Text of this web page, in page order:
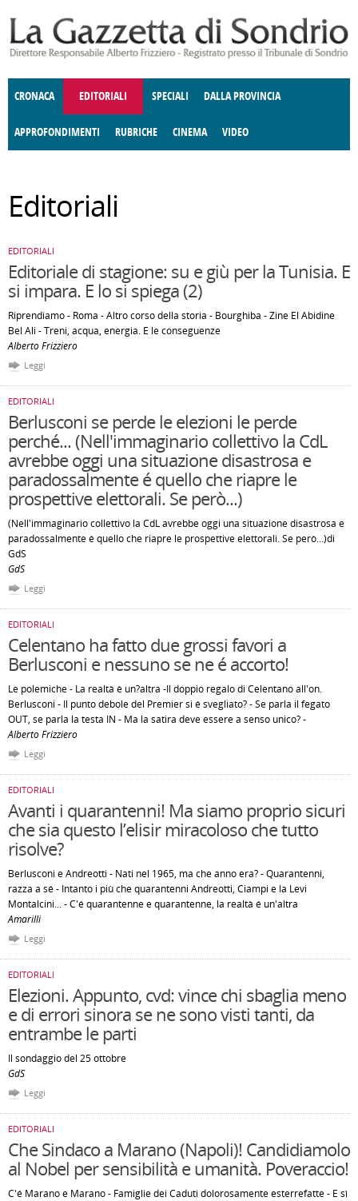
CRONACA EDITORIALI SPECIALI DALLA PROVINCIA
APPROFONDIMENTI
E SPETTACOLI POLITICA
RUBRICHE
DELLE IDEE FATTI DELLO SPIRITO
CINEMA VIDEO
Editoriali
EDITORIALI
Editoriale di stagione: su e giù per la Tunisia. E
si impara. E lo si spiega (2)
Riprendiamo - Roma - Altro corso della storia - Bourghiba - Zine El Abidine
Bel Ali - Treni, acqua, energia. E le conseguenze
Alberto Frizziero
Leggi
EDITORIALI
Berlusconi se perde le elezioni le perde
perché... (Nell'immaginario collettivo la CdL
avrebbe oggi una situazione disastrosa e
paradossalmente é quello che riapre le
prospettive elettorali. Se però...)
(Nell'immaginario collettivo la CdL avrebbe oggi una situazione disastrosa e
paradossalmente é quello che riapre le prospettive elettorali. Se però...)di
GdS
GdS
Leggi
EDITORIALI
Celentano ha fatto due grossi favori a
Berlusconi e nessuno se ne é accorto!
Le polemiche - La realtà è un?altra -Il doppio regalo di Celentano all'on.
Berlusconi - Il punto debole del Premier si é svegliato? - Se parla il fegato
OUT, se parla la testa IN - Ma la satira deve essere a senso unico? -
Alberto Frizziero
Leggi
EDITORIALI
Avanti i quarantenni! Ma siamo proprio sicuri
che sia questo l’elisir miracoloso che tutto
risolve?
Berlusconi e Andreotti - Nati nel 1965, ma che anno era? - Quarantenni,
razza a sé - Intanto i più che quarantenni Andreotti, Ciampi e la Levi
Montalcini... - C'é quarantenne e quarantenne, la realtà é un'altra
Amarilli
Leggi
EDITORIALI
Elezioni. Appunto, cvd: vince chi sbaglia meno
e di errori sinora se ne sono visti tanti, da
entrambe le parti
Il sondaggio del 25 ottobre
GdS
Leggi
EDITORIALI
Che Sindaco a Marano (Napoli)! Candidiamolo
al Nobel per sensibilità e umanità. Poveraccio!
C'é Marano e Marano - Famiglie dei Caduti dolorosamente esterrefatte - E sì